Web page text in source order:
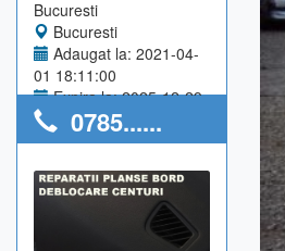
Bucuresti
Bucuresti
Adaugat la: 2021-04-
01 18:11:00
Expira la: 2025-12-29
Anunturi utilizator: 0
0785......